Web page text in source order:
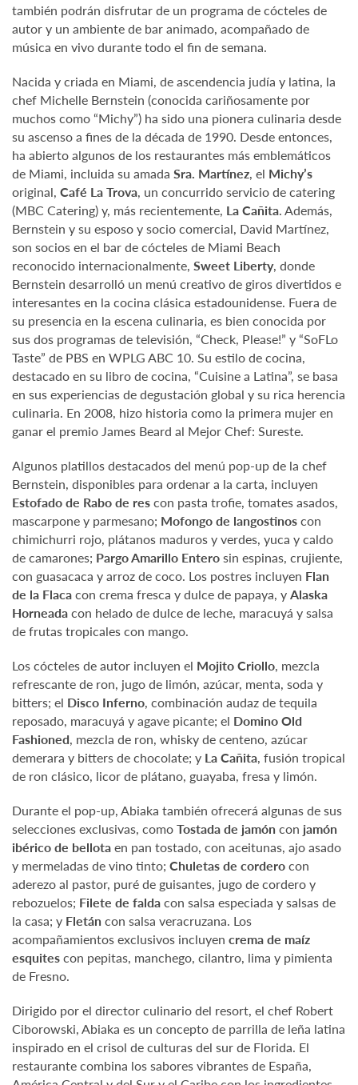
también podrán disfrutar de un programa de cócteles de
autor y un ambiente de bar animado, acompañado de
música en vivo durante todo el fin de semana.
Nacida y criada en Miami, de ascendencia judía y latina, la
chef Michelle Bernstein (conocida cariñosamente por
muchos como “Michy”) ha sido una pionera culinaria desde
su ascenso a fines de la década de 1990. Desde entonces,
ha abierto algunos de los restaurantes más emblemáticos
de Miami, incluida su amada Sra. Martínez, el Michy’s
original, Café La Trova, un concurrido servicio de catering
(MBC Catering) y, más recientemente, La Cañita. Además,
Bernstein y su esposo y socio comercial, David Martínez,
son socios en el bar de cócteles de Miami Beach
reconocido internacionalmente, Sweet Liberty, donde
Bernstein desarrolló un menú creativo de giros divertidos e
interesantes en la cocina clásica estadounidense. Fuera de
su presencia en la escena culinaria, es bien conocida por
sus dos programas de televisión, “Check, Please!” y “SoFLo
Taste” de PBS en WPLG ABC 10. Su estilo de cocina,
destacado en su libro de cocina, “Cuisine a Latina”, se basa
en sus experiencias de degustación global y su rica herencia
culinaria. En 2008, hizo historia como la primera mujer en
ganar el premio James Beard al Mejor Chef: Sureste.
Algunos platillos destacados del menú pop-up de la chef
Bernstein, disponibles para ordenar a la carta, incluyen
Estofado de Rabo de rescon pasta trofie, tomates asados,
mascarpone y parmesano; Mofongo de langostinoscon
chimichurri rojo, plátanos maduros y verdes, yuca y caldo
de camarones; Pargo Amarillo Enterosin espinas, crujiente,
con guasacaca y arroz de coco. Los postres incluyen Flan
de la Flacacon crema fresca y dulce de papaya, yAlaska
Horneadacon helado de dulce de leche, maracuyá y salsa
de frutas tropicales con mango.
Los cócteles de autor incluyen el Mojito Criollo, mezcla
refrescante de ron, jugo de limón, azúcar, menta, soda y
bitters; el Disco Inferno, combinación audaz de tequila
reposado, maracuyá y agave picante; el Domino Old
Fashioned, mezcla de ron, whisky de centeno, azúcar
demerara y bitters de chocolate; y La Cañita, fusión tropical
de ron clásico, licor de plátano, guayaba, fresa y limón.
Durante el pop-up, Abiaka también ofrecerá algunas de sus
selecciones exclusivas, comoTostada de jamón con jamón
ibérico de bellotaen pan tostado, con aceitunas, ajo asado
y mermeladas de vino tinto; Chuletas de corderocon
aderezo al pastor, puré de guisantes, jugo de cordero y
rebozuelos; Filete de faldacon salsa especiada y salsas de
la casa; y Fletán con salsa veracruzana. Los
acompañamientos exclusivos incluyen crema de maíz
esquitescon pepitas, manchego, cilantro, lima y pimienta
de Fresno.
Dirigido por el director culinario del resort, el chef Robert
Ciborowski, Abiaka es un concepto de parrilla de leña latina
inspirado en el crisol de culturas del sur de Florida. El
restaurante combina los sabores vibrantes de España,